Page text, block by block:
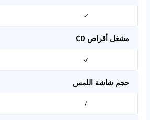
✓
مشغل أقراص CD
✓
حجم شاشة اللمس
/